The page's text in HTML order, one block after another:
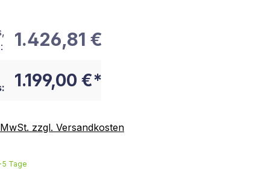
1.426,81 €
1.199,00 €*
zzgl. Versandkosten
Tage